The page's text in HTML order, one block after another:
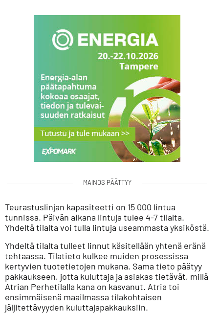
MAINOS PÄÄTTYY
Teurastuslinjan kapasiteetti on 15 000 lintua
tunnissa. Päivän aikana lintuja tulee 4-7 tilalta.
Yhdeltä tilalta voi tulla lintuja useammasta yksiköstä.
Yhdeltä tilalta tulleet linnut käsitellään yhtenä eränä
tehtaassa. Tilatieto kulkee muiden prosessissa
kertyvien tuotetietojen mukana. Sama tieto päätyy
pakkaukseen, jotta kuluttaja ja asiakas tietävät, millä
Atrian Perhetilalla kana on kasvanut. Atria toi
ensimmäisenä maailmassa tilakohtaisen
jäljitettävyyden kuluttajapakkauksiin.